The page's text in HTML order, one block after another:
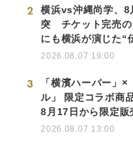
2
横浜vs沖縄尚学、8
突 チケット完売
にも横浜が演じた“
2026.08.07 19:00
3
「横濱ハーバー」
ル」 限定コラボ商
8月17日から限定販
2026.08.07 13:00